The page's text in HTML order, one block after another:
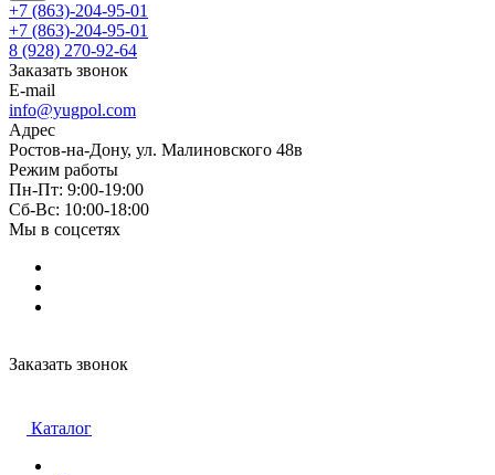
+7 (863)-204-95-01
+7 (863)-204-95-01
8 (928) 270-92-64
Заказать звонок
E-mail
info@yugpol.com
Адрес
Ростов-на-Дону, ул. Малиновского 48в
Режим работы
Пн-Пт: 9:00-19:00
Cб-Вс: 10:00-18:00
Мы в соцсетях
Заказать звонок
Каталог